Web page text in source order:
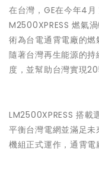
在台灣，GE在今年4
M2500XPRESS 燃氣
術為台電通霄電廠的燃
隨著台灣再生能源的
度，並幫助台灣實現
LM2500XPRESS 搭載
平衡台灣電網並滿足
機組正式運作，通霄